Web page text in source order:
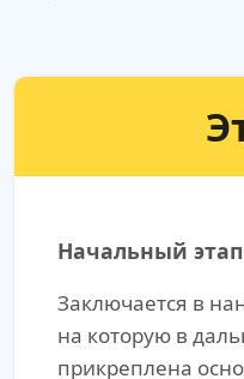
Начальный этап
Заключается в
на которую в
прикреплена